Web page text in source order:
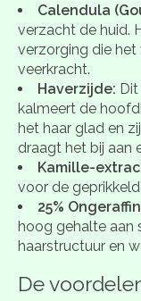
Calendula
verzacht de huid.
verzorging die
veerkracht.
Haverzijde:
kalmeert de
het haar glad en
draagt het bij aan
Kamille-
voor de
25%
hoog gehalte aan
haarstructuur en
De